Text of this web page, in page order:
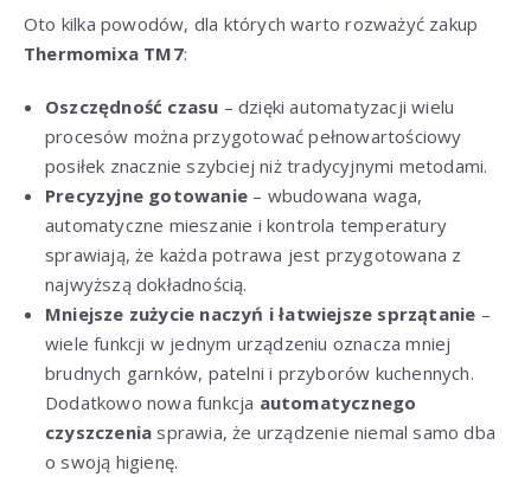
Oto kilka powodów, dla których warto rozważyć zakup
Thermomixa TM7:
Oszczędność czasu – dzięki automatyzacji wielu
procesów można przygotować pełnowartościowy
posiłek znacznie szybciej niż tradycyjnymi metodami.
Precyzyjne gotowanie – wbudowana waga,
automatyczne mieszanie i kontrola temperatury
sprawiają, że każda potrawa jest przygotowana z
najwyższą dokładnością.
Mniejsze zużycie naczyń i łatwiejsze sprzątanie –
wiele funkcji w jednym urządzeniu oznacza mniej
brudnych garnków, patelni i przyborów kuchennych.
Dodatkowo nowa funkcja automatycznego
czyszczenia sprawia, że urządzenie niemal samo dba
o swoją higienę.